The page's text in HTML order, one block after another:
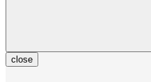
close